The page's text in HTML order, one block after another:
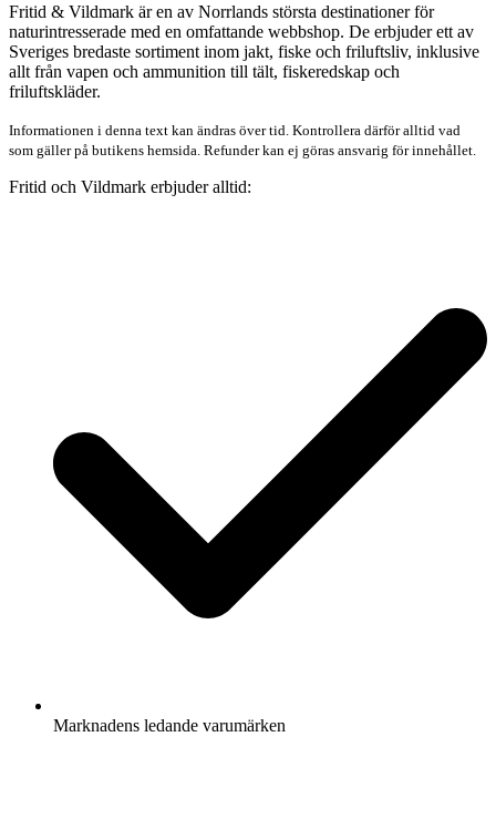
Fritid & Vildmark är en av Norrlands största destinationer för
naturintresserade med en omfattande webbshop. De erbjuder ett av
Sveriges bredaste sortiment inom jakt, fiske och friluftsliv, inklusive
allt från vapen och ammunition till tält, fiskeredskap och
friluftskläder.
Informationen i denna text kan ändras över tid. Kontrollera därför alltid vad
som gäller på butikens hemsida. Refunder kan ej göras ansvarig för innehållet.
Fritid och Vildmark erbjuder alltid:
Marknadens ledande varumärken